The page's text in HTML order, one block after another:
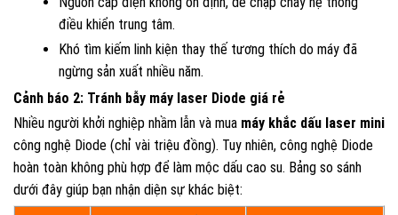
điều khiển trung tâm.
Khó tìm kiếm linh kiện thay thế tương thích do máy đã
ngừng sản xuất nhiều năm.
Cảnh báo 2: Tránh bẫy máy laser Diode giá rẻ
Nhiều người khởi nghiệp nhầm lẫn và mua máy khắc dấu laser mini
công nghệ Diode (chỉ vài triệu đồng). Tuy nhiên, công nghệ Diode
hoàn toàn không phù hợp để làm mộc dấu cao su. Bảng so sánh
dưới đây giúp bạn nhận diện sự khác biệt: